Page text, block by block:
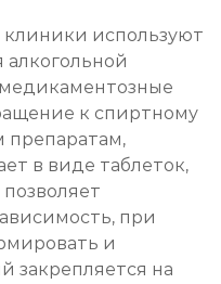
клиники используют
к спиртному
препаратам,
в виде таблеток,
при
и
закрепляется на